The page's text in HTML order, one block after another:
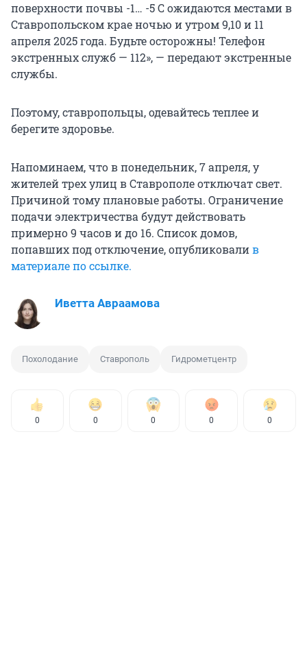
поверхности почвы -1… -5 С ожидаются местами в
Ставропольском крае ночью и утром 9,10 и 11
апреля 2025 года. Будьте осторожны! Телефон
экстренных служб — 112», — передают экстренные
службы.
Поэтому, ставропольцы, одевайтесь теплее и
берегите здоровье.
Напоминаем, что в понедельник, 7 апреля, у
жителей трех улиц в Ставрополе отключат свет.
Причиной тому плановые работы. Ограничение
подачи электричества будут действовать
примерно 9 часов и до 16. Список домов,
попавших под отключение, опубликовалив
материале по ссылке.
Иветта Авраамова
Похолодание Ставрополь Гидрометцентр
0 0 0 0 0